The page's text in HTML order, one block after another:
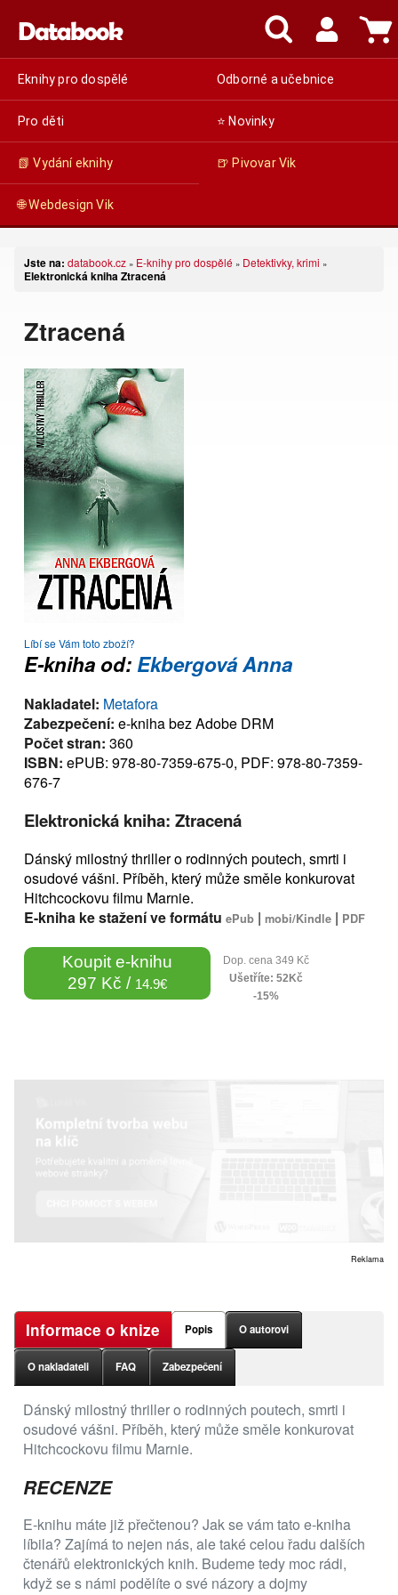
Eknihy pro dospělé Odborné a učebnice
Pro děti ⭐ Novinky
📗 Vydání eknihy 🍺 Pivovar Vik
🌐 Webdesign Vik
Jste na: databook.cz » E-knihy pro dospělé » Detektivky, krimi »
Elektronická kniha Ztracená
Ztracená
Líbí se Vám toto zboží?
E-kniha od: Ekbergová Anna
Nakladatel: Metafora
Zabezpečení: e-kniha bez Adobe DRM
Počet stran: 360
ISBN: ePUB: 978-80-7359-675-0, PDF: 978-80-7359-
676-7
Elektronická kniha: Ztracená
Dánský milostný thriller o rodinných poutech, smrti i
osudové vášni. Příběh, který může směle konkurovat
Hitchcockovu filmu Marnie.
E-kniha ke stažení ve formátu ePub | mobi/Kindle | PDF
Koupit e-knihu
297 Kč / 14.9€
Dop. cena 349 Kč
Ušetříte: 52Kč
-15%
Reklama
Informace o knize Popis O autorovi
O nakladateli FAQ Zabezpečení
Dánský milostný thriller o rodinných poutech, smrti i
osudové vášni. Příběh, který může směle konkurovat
Hitchcockovu filmu Marnie.
RECENZE
E-knihu máte již přečtenou? Jak se vám tato e-kniha
líbila? Zajímá to nejen nás, ale také celou řadu dalších
čtenářů elektronických knih. Budeme tedy moc rádi,
když se s námi podělíte o své názory a dojmy